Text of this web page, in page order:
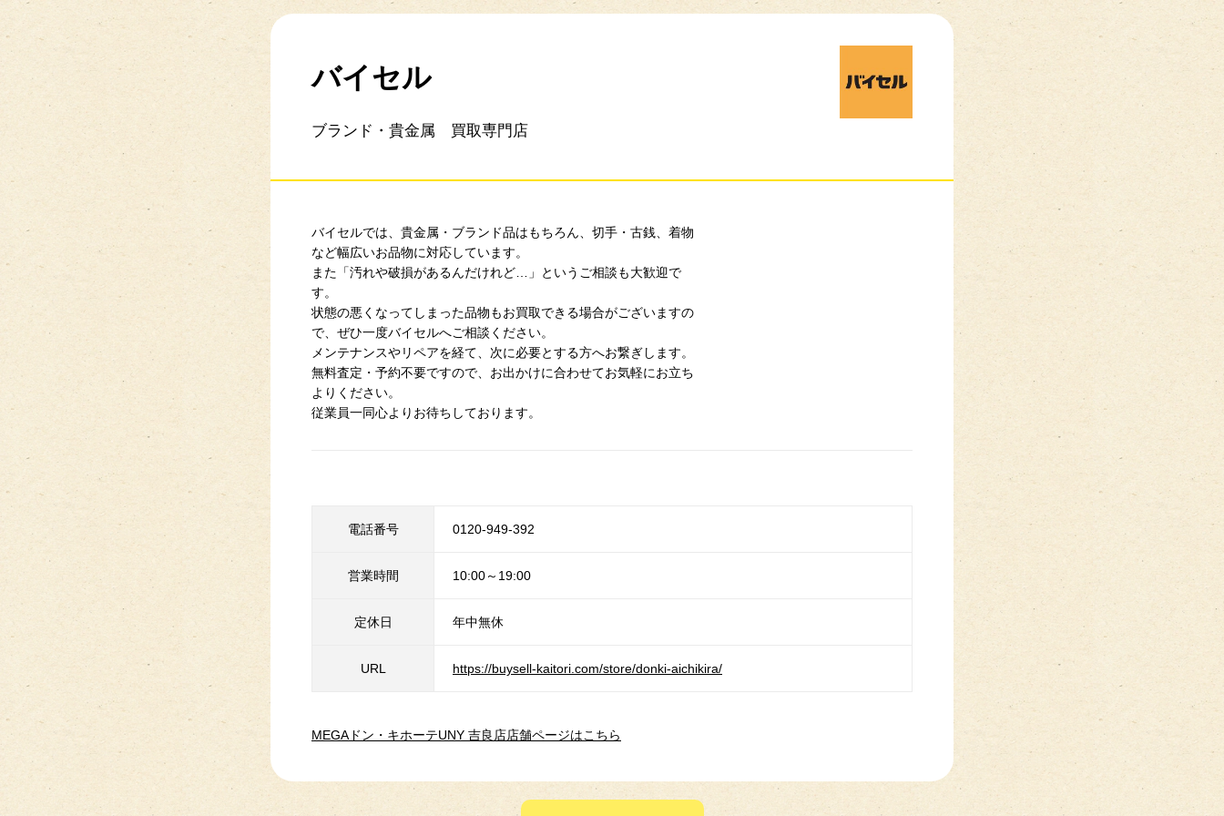
バイセル
ブランド・貴金属 買取専門店
バイセルでは、貴金属・ブランド品はもちろん、切手・古銭、着物
など幅広いお品物に対応しています。
また「汚れや破損があるんだけれど…」というご相談も大歓迎で
す。
状態の悪くなってしまった品物もお買取できる場合がございますの
で、ぜひ一度バイセルへご相談ください。
メンテナンスやリペアを経て、次に必要とする方へお繋ぎします。
無料査定・予約不要ですので、お出かけに合わせてお気軽にお立ち
よりください。
従業員一同心よりお待ちしております。
電話番号 0120-949-392
営業時間 10:00～19:00
定休日 年中無休
URL https://buysell-kaitori.com/store/donki-aichikira/
MEGAドン・キホーテUNY 吉良店店舗ページはこちら